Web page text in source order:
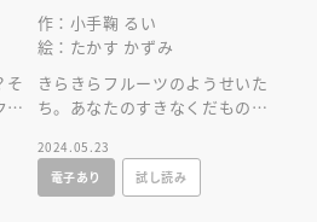
そ
、
作：小手鞠 るい
絵：たかす かずみ
きらきらフルーツのようせいた
ち。あなたのすきなくだものは
りで１年生からひとりで読め
る！
2024.05.23
電子あり
試し読み